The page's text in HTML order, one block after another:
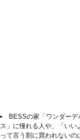
BESSの家「ワンダーデ
ス」に憧れる人や、「いい
って言う割に買われないの